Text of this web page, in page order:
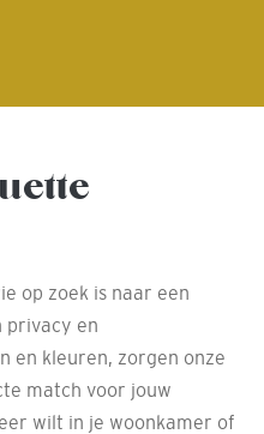
op zoek is naar een
privacy en
en kleuren, zorgen onze
match voor jouw
wilt in je woonkamer of